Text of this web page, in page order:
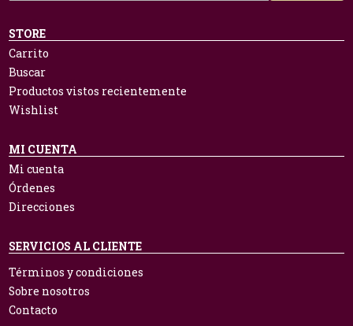
STORE
Carrito
Buscar
Productos vistos recientemente
Wishlist
MI CUENTA
Mi cuenta
Órdenes
Direcciones
SERVICIOS AL CLIENTE
Términos y condiciones
Sobre nosotros
Contacto